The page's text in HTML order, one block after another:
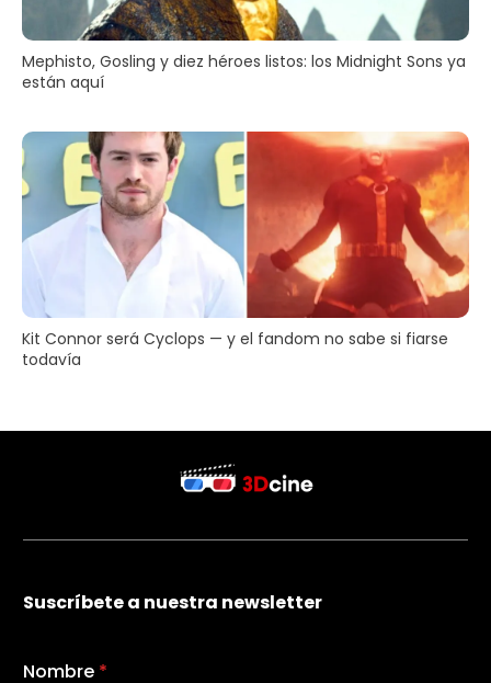
Mephisto, Gosling y diez héroes listos: los Midnight Sons ya
están aquí
Kit Connor será Cyclops — y el fandom no sabe si fiarse
todavía
Suscríbete a nuestra newsletter
Nombre *